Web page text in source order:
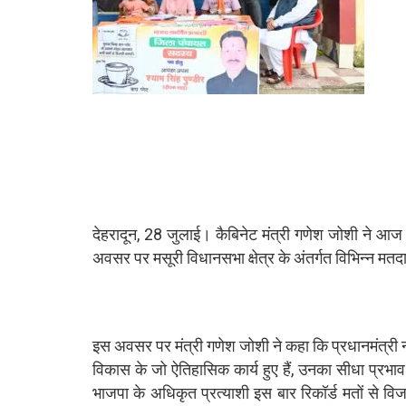
देहरादून, 28 जुलाई। कैबिनेट मंत्री गणेश जोशी ने आज
अवसर पर मसूरी विधानसभा क्षेत्र के अंतर्गत विभिन्न
इस अवसर पर मंत्री गणेश जोशी ने कहा कि प्रधानमंत्री
विकास के जो ऐतिहासिक कार्य हुए हैं, उनका सीधा
भाजपा के अधिकृत प्रत्याशी इस बार रिकॉर्ड मतों से